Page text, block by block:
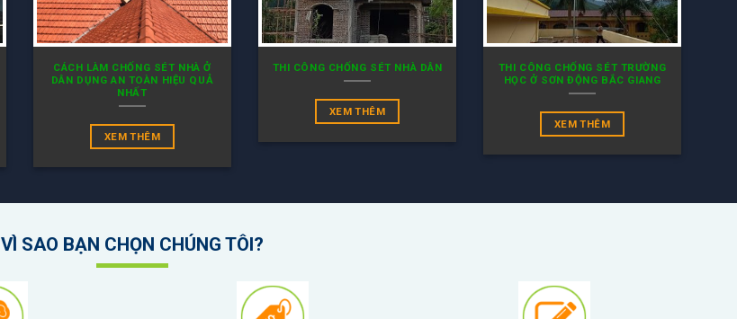
CÁCH LÀM CHỐNG SÉT NHÀ Ở
DÂN DỤNG AN TOÀN HIỆU QUẢ
NHẤT
XEM THÊM
THI CÔNG CHỐNG SÉT NHÀ DÂN
XEM THÊM
THI CÔNG CHỐNG SÉT TRƯỜNG
HỌC Ở SƠN ĐỘNG BẮC GIANG
XEM THÊM
VÌ SAO BẠN CHỌN CHÚNG TÔI?